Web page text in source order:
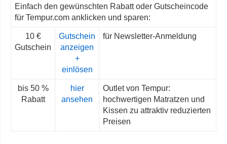
Einfach den gewünschten Rabatt oder Gutscheincode
für Tempur.com anklicken und sparen:
10 €
Gutschein
Gutschein
anzeigen
+
einlösen
für Newsletter-Anmeldung
bis 50 %
Rabatt
hier
ansehen
Outlet von Tempur:
hochwertigen Matratzen und
Kissen zu attraktiv reduzierten
Preisen